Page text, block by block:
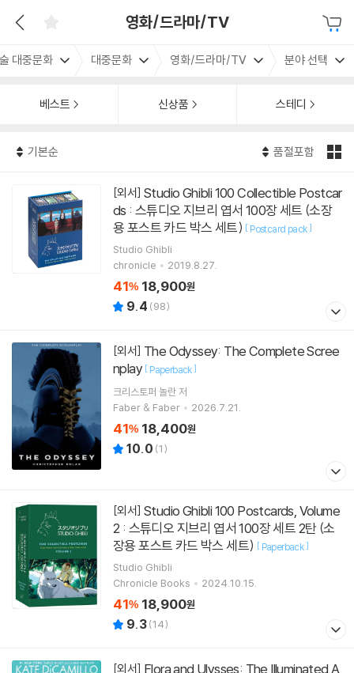
영화/드라마/TV
대중문화 대중문화 영화/드라마/TV 분야 선택
베스트 신상품 스테디
기본순 품절포함
[외서]
ds : 스튜디오 지브리 엽서 100장 세트 (소장
용 포스트 카드 박스 세트) [ Postcard pack]
Studio Ghibli
chronicle
2019.8.27.
41% 18,900원
9.4 (98)
[외서]
nplay [ Paperback]
크리스토퍼 놀란저
Faber & Faber
2026.7.21.
41% 18,400원
10.0 (1)
[외서]
2 : 스튜디오 지브리 엽서 100장 세트 2탄 (소
장용 포스트 카드 박스 세트) [ Paperback]
Studio Ghibli
Chronicle Books
2024.10.15.
41% 18,900원
9.3(14)
[외서]